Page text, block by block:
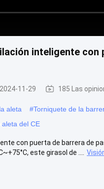
inteligente con
2024-11-29 185 Las
aleta #Torniquete de la
del CE
con puerta de barrera de
este girasol de ....